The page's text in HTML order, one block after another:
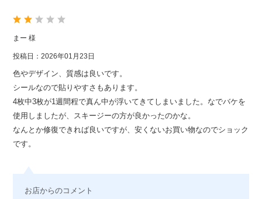
まー 様
投稿日：2026年01月23日
色やデザイン、質感は良いです。
シールなので貼りやすさもあります。
4枚中3枚が1週間程で真ん中が浮いてきてしまいました。なでバケを
使用しましたが、スキージーの方が良かったのかな。
なんとか修復できれば良いですが、安くないお買い物なのでショック
です。
お店からのコメント